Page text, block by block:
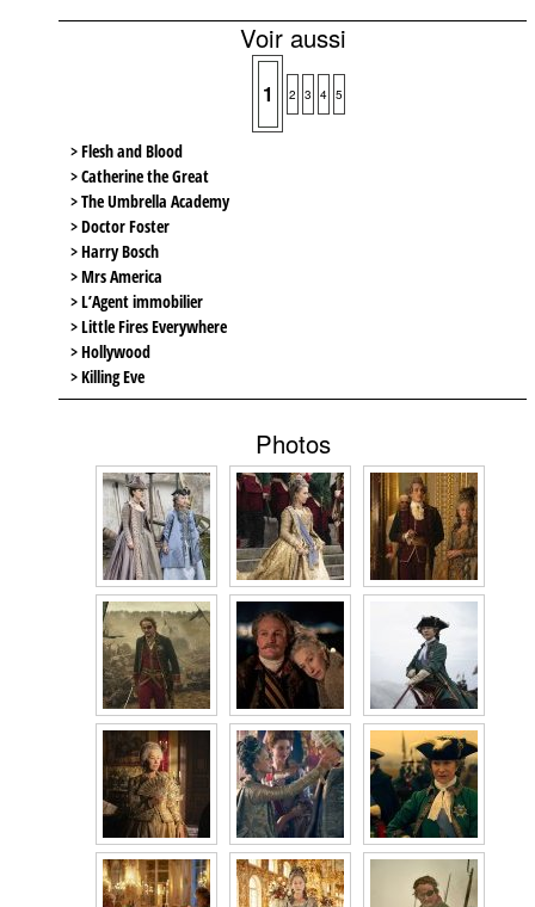
Voir aussi
1 2 3 4 5
> Flesh and Blood
> Catherine the Great
> The Umbrella Academy
> Doctor Foster
> Harry Bosch
> Mrs America
> L’Agent immobilier
> Little Fires Everywhere
> Hollywood
> Killing Eve
Photos